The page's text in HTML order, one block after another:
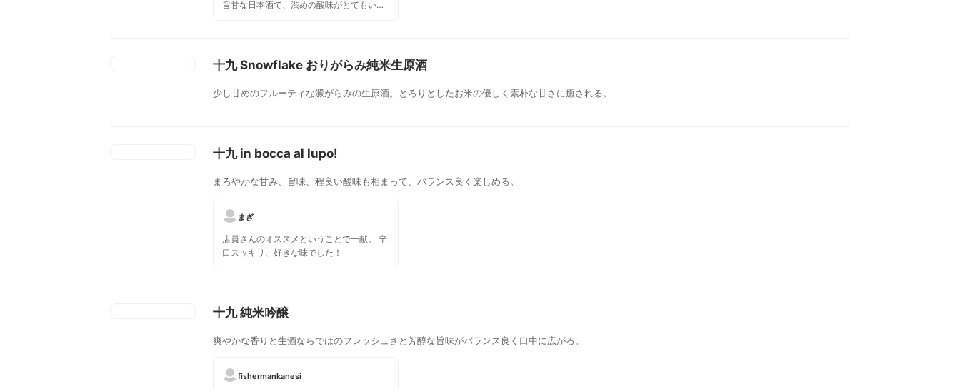
旨甘な日本酒で、渋めの酸味がとてもいい
いませんが、純米酒だと思います。 名前に
つけられた「Gattolibero(ガットリベロ)」
ア語で自由猫という意味だそうです。尻尾
がします。「No.6」はもっと洗練されてい
動物をあしらっている印象が強いですね。
も味もいい日本酒です！猫ちゃんはフェル
ト生地で、触り心地もよし！
十九 Snowflake おりがらみ純米生原酒
少し甘めのフルーティな澱がらみの生原酒。とろりとしたお米の優しく素朴な甘さに癒される。
十九 in bocca al lupo!
まろやかな甘み、旨味、程良い酸味も相まって、バランス良く楽しめる。
まぎ
店員さんのオススメということで一献。 辛
口スッキリ、好きな味でした！
十九 純米吟醸
爽やかな香りと生酒ならではのフレッシュさと芳醇な旨味がバランス良く口中に広がる。
fishermankanesi